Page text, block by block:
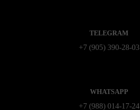
TELEGRAM
+7 (905) 390-28-03
WHATSAPP
+7 (988) 014‑17‑24